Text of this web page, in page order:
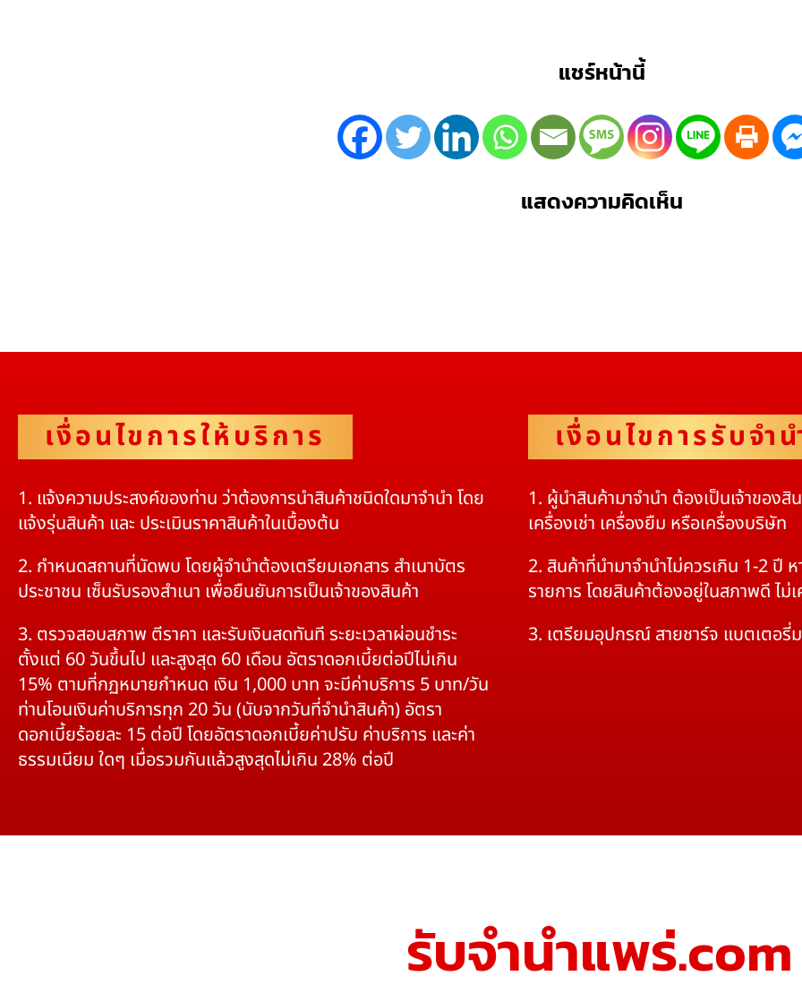
แชร์หน้านี้
แสดงความคิดเห็น
เงื่อนไขการให้บริการ
1. แจ้งความประสงค์ของท่าน ว่าต้องการนำสินค้าชนิดใดมาจำนำ โดย
แจ้งรุ่นสินค้า และ ประเมินราคาสินค้าในเบื้องต้น
2. กำหนดสถานที่นัดพบ โดยผู้จำนำต้องเตรียมเอกสาร สำเนาบัตร
ประชาชน เซ็นรับรองสำเนา เพื่อยืนยันการเป็นเจ้าของสินค้า
3. ตรวจสอบสภาพ ตีราคา และรับเงินสดทันที ระยะเวลาผ่อนชำระ
ตั้งแต่ 60 วันขึ้นไป และสูงสุด 60 เดือน อัตราดอกเบี้ยต่อปีไม่เกิน
15% ตามที่กฏหมายกำหนด เงิน 1,000 บาท จะมีค่าบริการ 5 บาท/วัน
ท่านโอนเงินค่าบริการทุก 20 วัน (นับจากวันที่จำนำสินค้า) อัตรา
ดอกเบี้ยร้อยละ 15 ต่อปี โดยอัตราดอกเบี้ยค่าปรับ ค่าบริการ และค่า
ธรรมเนียม ใดๆ เมื่อรวมกันแล้วสูงสุดไม่เกิน 28% ต่อปี
เงื่อนไขการรับจำน
1. ผู้นำสินค้ามาจำนำ ต้องเป็นเจ้าของสิ
เครื่องเช่า เครื่องยืม หรือเครื่องบริษัท
2. สินค้าที่นำมาจำนำไม่ควรเกิน 1-2 ปี
รายการ โดยสินค้าต้องอยู่ในสภาพดี ไม่
3. เตรียมอุปกรณ์ สายชาร์จ แบตเตอรี่
รับจํานําแพร่.com